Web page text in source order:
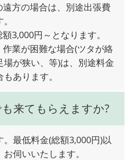
方の場合は、別途出張費
3,000円～となります。
業が困難な場合(ツタが絡
場が狭い、等)は、別途料金
あります。
来てもらえますか?
。最低料金(総額3,000円)以
お伺いいたします。